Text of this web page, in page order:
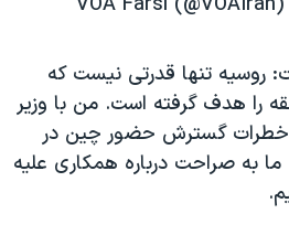
روسیه تنها قدرتی نیست که
را هدف گرفته است. من با وزیر
خطرات گسترش حضور چین در
به صراحت درباره همکاری علیه